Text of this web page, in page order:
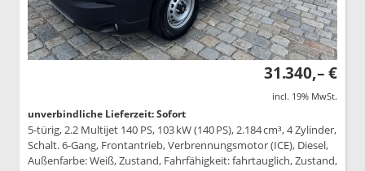
31.340,– €
incl. 19% MwSt.
unverbindliche Lieferzeit: Sofort
5-türig, 2.2 Multijet 140 PS, 103 kW (140 PS), 2.184 cm³, 4 Zylinder,
Schalt. 6-Gang, Frontantrieb, Verbrennungsmotor (ICE), Diesel,
Außenfarbe: Weiß, Zustand, Fahrfähigkeit: fahrtauglich, Zustand,